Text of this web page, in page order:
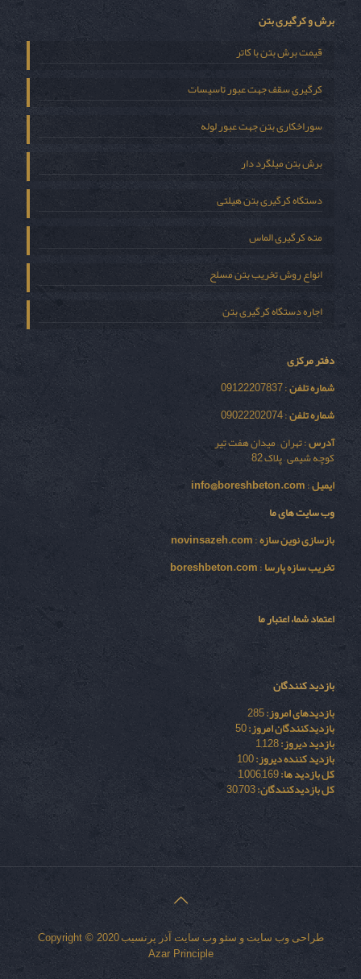
برش و کرگیری بتن
قیمت برش بتن با کاتر
کرگیری سقف جهت عبور تاسیسات
سوراخکاری بتن جهت عبور لوله
برش بتن میلگرد دار
دستگاه کرگیری بتن هیلتی
مته کرگیری الماس
انواع روش تخریب بتن مسلح
اجاره دستگاه کرگیری بتن
دفتر مرکزی
شماره تلفن: 09122207837
شماره تلفن: 09022202074
آدرس: تهران – میدان هفت تیر
کوچه شیمی – پلاک 82
ایمیل:
info@boreshbeton.com
وب سایت های ما
بازسازی نوين سازه:
novinsazeh.com
تخریب سازه پارسا:
boreshbeton.com
اعتماد شما، اعتبار ما
بازدید کنندگان
بازدیدهای امروز:285
بازدیدکنندگان امروز:50
بازدید دیروز:1,128
بازدید کننده دیروز:100
کل بازدید ها:1,006,169
کل بازدیدکنند‌گان:30,703
طراحی وب سایت و سئو وب سایت آذر پرنسیب Copyright © 2020
Azar Principle